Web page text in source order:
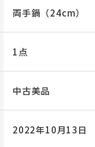
両手鍋（24cm）
1点
中古美品
2022年10月13日